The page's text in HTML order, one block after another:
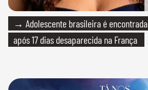
→ Adolescente brasileira é encontrada
após 17 dias desaparecida na França